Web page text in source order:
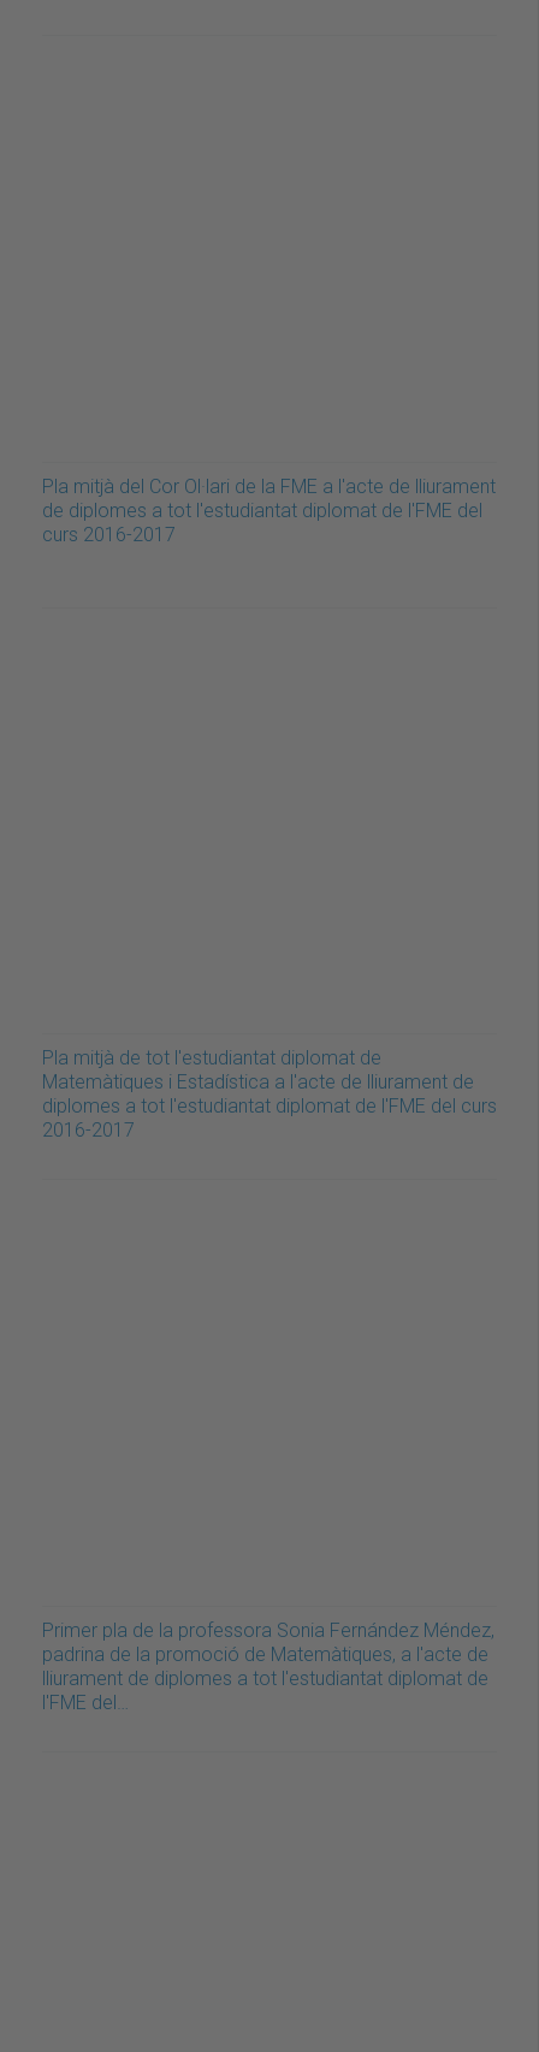
Pla mitjà del Cor Ol·lari de la FME a l'acte de lliurament
de diplomes a tot l'estudiantat diplomat de l'FME del
curs 2016-2017
Pla mitjà de tot l'estudiantat diplomat de
Matemàtiques i Estadística a l'acte de lliurament de
diplomes a tot l'estudiantat diplomat de l'FME del curs
2016-2017
Primer pla de la professora Sonia Fernández Méndez,
padrina de la promoció de Matemàtiques, a l'acte de
lliurament de diplomes a tot l'estudiantat diplomat de
l'FME del…